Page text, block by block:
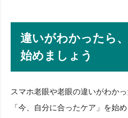
違いがわかったら
始めましょう
スマホ老眼や老眼の違いがわか
「今、自分に合ったケア」を始